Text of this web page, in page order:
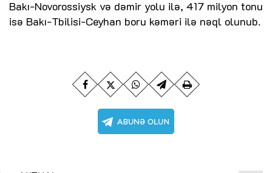
Bakı-Novorossiysk və dəmir yolu ilə, 417 milyon tonu
isə Bakı-Tbilisi-Ceyhan boru kəməri ilə nəql olunub.